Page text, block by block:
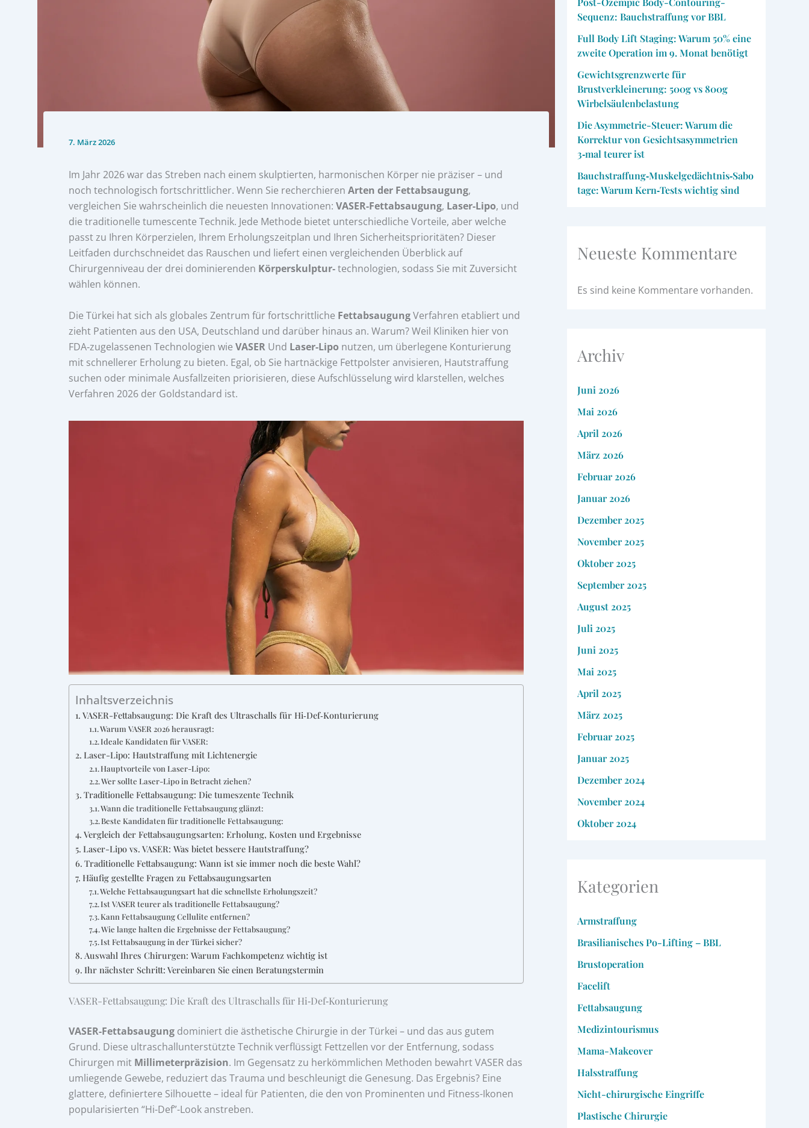
7. März 2026
Im Jahr 2026 war das Streben nach einem skulptierten, harmonischen Körper nie präziser – und
noch technologisch fortschrittlicher. Wenn Sie recherchieren Arten der Fettabsaugung,
vergleichen Sie wahrscheinlich die neuesten Innovationen: VASER-Fettabsaugung, Laser-Lipo, und
die traditionelle tumescente Technik. Jede Methode bietet unterschiedliche Vorteile, aber welche
passt zu Ihren Körperzielen, Ihrem Erholungszeitplan und Ihren Sicherheitsprioritäten? Dieser
Leitfaden durchschneidet das Rauschen und liefert einen vergleichenden Überblick auf
Chirurgenniveau der drei dominierenden Körperskulptur‑technologien, sodass Sie mit Zuversicht
wählen können.
Die Türkei hat sich als globales Zentrum für fortschrittliche FettabsaugungVerfahren etabliert und
zieht Patienten aus den USA, Deutschland und darüber hinaus an. Warum? Weil Kliniken hier von
FDA‑zugelassenen Technologien wie VASER Und Laser-Lipo nutzen, um überlegene Konturierung
mit schnellerer Erholung zu bieten. Egal, ob Sie hartnäckige Fettpolster anvisieren, Hautstraffung
suchen oder minimale Ausfallzeiten priorisieren, diese Aufschlüsselung wird klarstellen, welches
Verfahren 2026 der Goldstandard ist.
Inhaltsverzeichnis
VASER-Fettabsaugung: Die Kraft des Ultraschalls für Hi‑Def‑Konturierung
Warum VASER 2026 herausragt:
Ideale Kandidaten für VASER:
Laser-Lipo: Hautstraffung mit Lichtenergie
Hauptvorteile von Laser-Lipo:
Wer sollte Laser-Lipo in Betracht ziehen?
Traditionelle Fettabsaugung: Die tumeszente Technik
Wann die traditionelle Fettabsaugung glänzt:
Beste Kandidaten für traditionelle Fettabsaugung:
Vergleich der Fettabsaugungsarten: Erholung, Kosten und Ergebnisse
Laser-Lipo vs. VASER: Was bietet bessere Hautstraffung?
Traditionelle Fettabsaugung: Wann ist sie immer noch die beste Wahl?
Häufig gestellte Fragen zu Fettabsaugungsarten
Welche Fettabsaugungsart hat die schnellste Erholungszeit?
Ist VASER teurer als traditionelle Fettabsaugung?
Kann Fettabsaugung Cellulite entfernen?
Wie lange halten die Ergebnisse der Fettabsaugung?
Ist Fettabsaugung in der Türkei sicher?
Auswahl Ihres Chirurgen: Warum Fachkompetenz wichtig ist
Ihr nächster Schritt: Vereinbaren Sie einen Beratungstermin
VASER-Fettabsaugung: Die Kraft des Ultraschalls für Hi‑Def‑Konturierung
VASER-Fettabsaugung dominiert die ästhetische Chirurgie in der Türkei – und das aus gutem
Grund. Diese ultraschallunterstützte Technik verflüssigt Fettzellen vor der Entfernung, sodass
Chirurgen mit Millimeterpräzision. Im Gegensatz zu herkömmlichen Methoden bewahrt VASER das
umliegende Gewebe, reduziert das Trauma und beschleunigt die Genesung. Das Ergebnis? Eine
glattere, definiertere Silhouette – ideal für Patienten, die den von Prominenten und Fitness-Ikonen
popularisierten “Hi-Def”-Look anstreben.
Sequenz: Bauchstraffung vor BBL
Full Body Lift Staging: Warum 50% eine
zweite Operation im 9. Monat benötigt
Gewichtsgrenzwerte für
Brustverkleinerung: 500g vs 800g
Wirbelsäulenbelastung
Die Asymmetrie-Steuer: Warum die
Korrektur von Gesichtsasymmetrien
3‑mal teurer ist
Bauchstraffung‑Muskelgedächtnis‑Sabo
tage: Warum Kern‑Tests wichtig sind
Neueste Kommentare
Es sind keine Kommentare vorhanden.
Archiv
Juni 2026
Mai 2026
April 2026
März 2026
Februar 2026
Januar 2026
Dezember 2025
November 2025
Oktober 2025
September 2025
August 2025
Juli 2025
Juni 2025
Mai 2025
April 2025
März 2025
Februar 2025
Januar 2025
Dezember 2024
November 2024
Oktober 2024
Kategorien
Armstraffung
Brasilianisches Po-Lifting – BBL
Brustoperation
Facelift
Fettabsaugung
Medizintourismus
Mama-Makeover
Halsstraffung
Nicht-chirurgische Eingriffe
Plastische Chirurgie